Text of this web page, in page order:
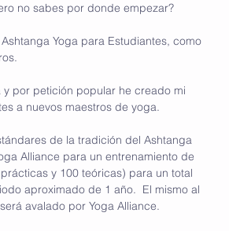
no sabes por donde empezar?
Yoga para Estudiantes, como
por petición popular he creado mi
a nuevos maestros de yoga.
de la tradición del Ashtanga
Alliance para un entrenamiento de
y 100 teóricas) para un total
aproximado de 1 año.  El mismo al
avalado por Yoga Alliance.